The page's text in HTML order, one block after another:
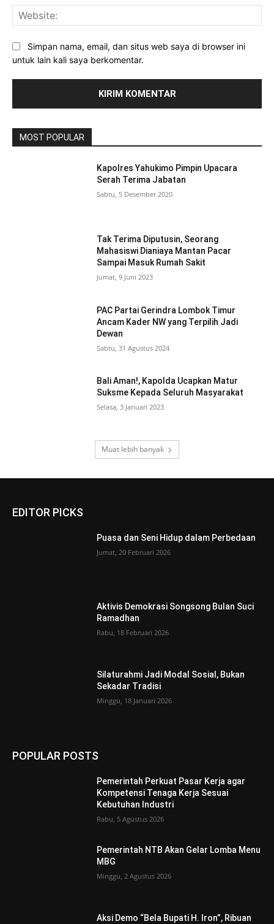
Simpan nama, email, dan situs web saya di browser ini
untuk lain kali saya berkomentar.
MOST POPULAR
Kapolres Yahukimo Pimpin Upacara
Serah Terima Jabatan
Sabtu, 5 Desember 2020
Tak Terima Diputusin, Seorang
Mahasiswi Dianiaya Mantan Pacar
Sampai Masuk Rumah Sakit
Jumat, 9 Juni 2023
PAC Partai Gerindra Lombok Timur
Ancam Kader NW yang Terpilih Jadi
Dewan
Sabtu, 31 Agustus 2024
Bali Aman!, Kapolda Ucapkan Matur
Suksme Kepada Seluruh Masyarakat
Selasa, 3 Januari 2023
Muat lebih banyak
EDITOR PICKS
Puasa dan Seni Hidup dalam Perbedaan
Jumat, 20 Februari 2026
Aktivis Demokrasi Songsong Bulan Suci
Ramadhan
Rabu, 18 Februari 2026
Silaturahmi Jadi Modal Sosial, Bukan
Sekadar Tradisi
Minggu, 18 Januari 2026
POPULAR POSTS
Pemerintah Perkuat Pasar Kerja agar
Kompetensi Tenaga Kerja Sesuai
Kebutuhan Industri
Rabu, 5 Agustus 2026
Pemerintah NTB Akan Gelar Lomba Menu
MBG
Minggu, 2 Agustus 2026
Aksi Demo “Bela Bupati H. Iron”, Ribuan